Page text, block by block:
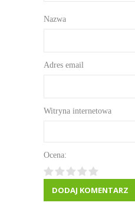
Nazwa
Adres email
Witryna internetowa
Ocena: